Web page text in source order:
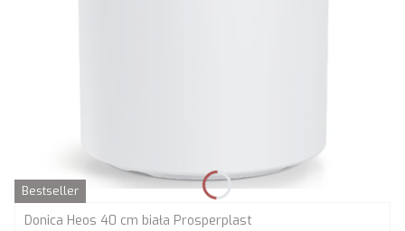
Bestseller
Donica Heos 40 cm biała Prosperplast